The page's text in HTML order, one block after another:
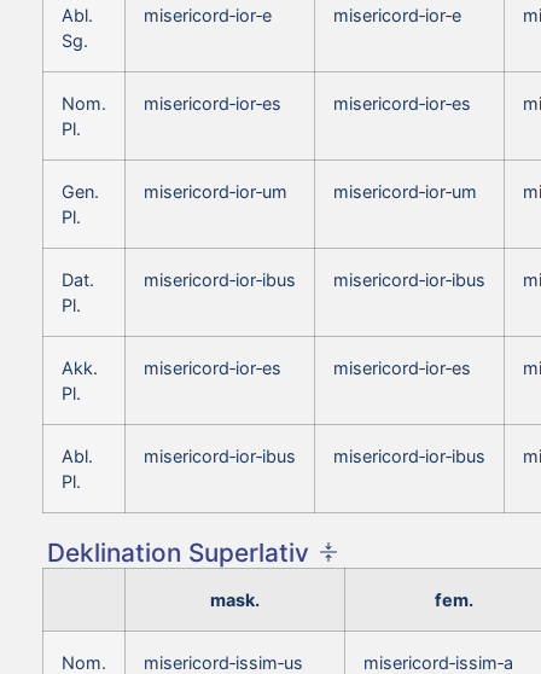
Abl.
Sg.
misericord‑ior‑e misericord‑ior‑e
Nom.
Pl.
misericord‑ior‑es misericord‑ior‑es
Gen.
Pl.
misericord‑ior‑um misericord‑ior‑um
Dat.
Pl.
misericord‑ior‑ibus misericord‑ior‑ibus
Akk.
Pl.
misericord‑ior‑es misericord‑ior‑es
Abl.
Pl.
misericord‑ior‑ibus misericord‑ior‑ibus
Deklination Superlativ
mask. fem.
Nom.
misericord‑issim‑us misericord‑issim‑a